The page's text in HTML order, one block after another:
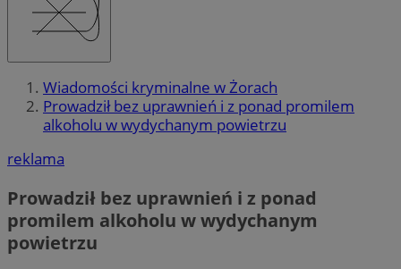
Wiadomości kryminalne w Żorach
Prowadził bez uprawnień i z ponad promilem
alkoholu w wydychanym powietrzu
reklama
Prowadził bez uprawnień i z ponad
promilem alkoholu w wydychanym
powietrzu